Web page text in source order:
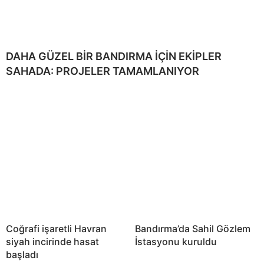
DAHA GÜZEL BİR BANDIRMA İÇİN EKİPLER
SAHADA: PROJELER TAMAMLANIYOR
Coğrafi işaretli Havran
siyah incirinde hasat
başladı
Bandırma’da Sahil Gözlem
İstasyonu kuruldu